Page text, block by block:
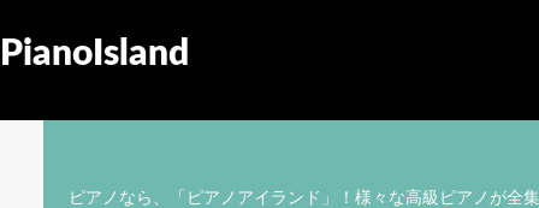
PianoIsland
ピアノなら、「ピアノアイランド」！様々な高級ピアノが全